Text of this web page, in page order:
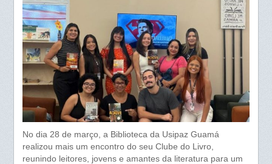
No dia 28 de março, a Biblioteca da Usipaz Guamá
realizou mais um encontro do seu Clube do Livro,
reunindo leitores, jovens e amantes da literatura para um